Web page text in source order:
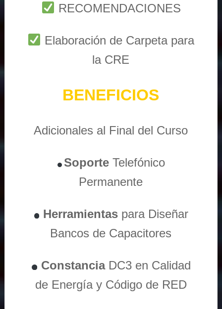
RECOMENDACIONES
Elaboración de Carpeta para
la CRE
BENEFICIOS
Adicionales al Final del Curso
Soporte Telefónico
Permanente
Herramientas para Diseñar
Bancos de Capacitores
ConstanciaDC3 en Calidad
de Energía y Código de RED